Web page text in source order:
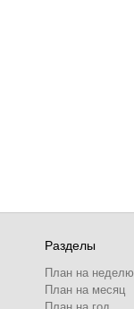
Разделы
План на неделю
План на месяц